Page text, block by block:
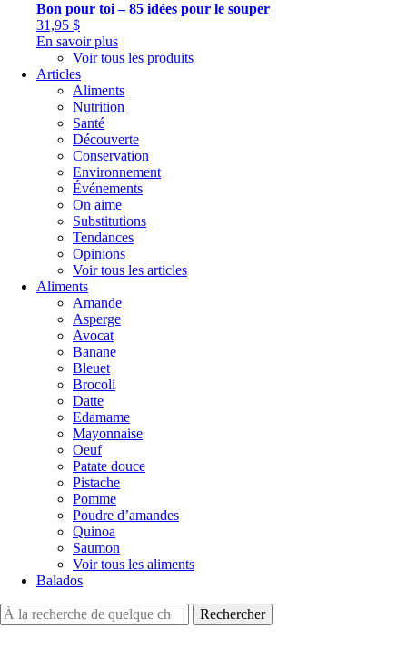
Bon pour toi – 85 idées pour le souper
31,95 $
En savoir plus
Voir tous les produits
Articles
Aliments
Nutrition
Santé
Découverte
Conservation
Environnement
Événements
On aime
Substitutions
Tendances
Opinions
Voir tous les articles
Aliments
Amande
Asperge
Avocat
Banane
Bleuet
Brocoli
Datte
Edamame
Mayonnaise
Oeuf
Patate douce
Pistache
Pomme
Poudre d’amandes
Quinoa
Saumon
Voir tous les aliments
Balados